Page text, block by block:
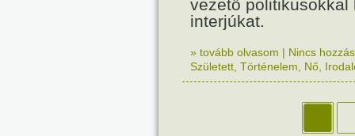
vezető politikusokkal
interjúkat.
» tovább olvasom | Nincs
Született Történelem Nő